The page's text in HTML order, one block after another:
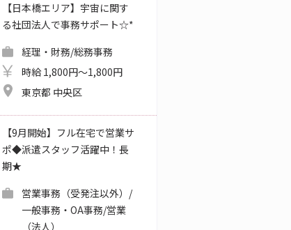
【日本橋エリア】宇宙に関す
る社団法人で事務サポート☆*
経理・財務/総務事務
時給 1,800円～1,800円
東京都 中央区
【9月開始】フル在宅で営業サ
ポ◆派遣スタッフ活躍中！長
期★
営業事務（受発注以外）/
一般事務・OA事務/営業
（法人）